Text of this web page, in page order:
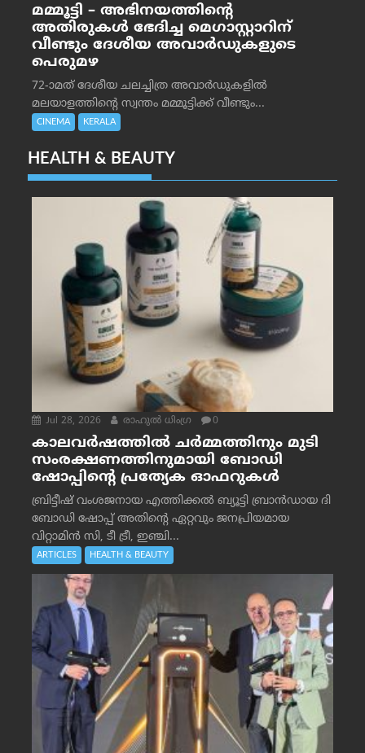
മമ്മൂട്ടി – അഭിനയത്തിന്റെ
അതിരുകൾ ഭേദിച്ച മെഗാസ്റ്റാറിന്
വീണ്ടും ദേശീയ അവാർഡുകളുടെ
പെരുമഴ
72-ാമത് ദേശീയ ചലച്ചിത്ര അവാര്‍ഡുകളില്‍
മലയാളത്തിന്റെ സ്വന്തം മമ്മൂട്ടിക്ക് വീണ്ടും...
CINEMA KERALA
HEALTH & BEAUTY
Jul 28, 2026 രാഹുല്‍ ധിംഗ്ര 0
കാലവർഷത്തിൽ ചർമ്മത്തിനും മുടി
സംരക്ഷണത്തിനുമായി ബോഡി
ഷോപ്പിന്റെ പ്രത്യേക ഓഫറുകൾ
ബ്രിട്ടീഷ് വംശജനായ എത്തിക്കൽ ബ്യൂട്ടി ബ്രാൻഡായ ദി
ബോഡി ഷോപ്പ് അതിന്റെ ഏറ്റവും ജനപ്രിയമായ
വിറ്റാമിൻ സി, ടീ ട്രീ, ഇഞ്ചി...
ARTICLES HEALTH & BEAUTY